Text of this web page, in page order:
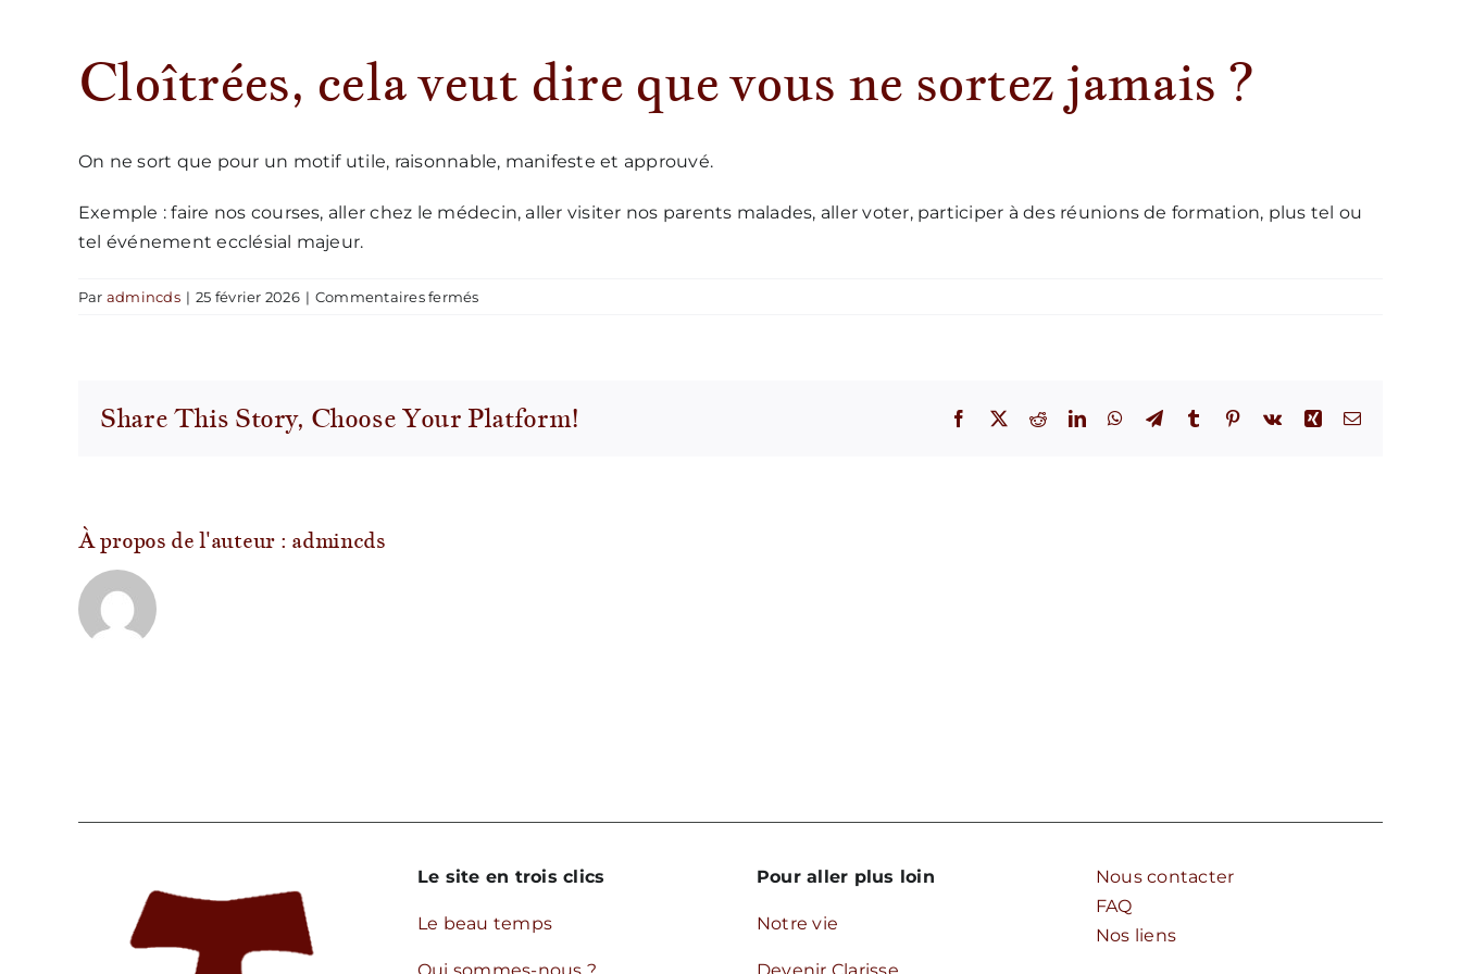
Cloîtrées, cela veut dire que vous ne sortez jamais ?
On ne sort que pour un motif utile, raisonnable, manifeste et approuvé.
Exemple : faire nos courses, aller chez le médecin, aller visiter nos parents malades, aller voter, participer à des réunions de formation, plus tel ou
tel événement ecclésial majeur.
Par admincds | 25 février 2026 | Commentaires ferméssur
que
Share This Story, Choose Your Platform! Facebook
X RedditLinkedInWhatsApp
TelegramTumblr Pinterest
Vk Xing Email
À propos de l'auteur : admincds
Le site en trois clics
Le beau temps
Pour aller plus loin
Notre vie
Nous contacter
FAQ
Nos liens